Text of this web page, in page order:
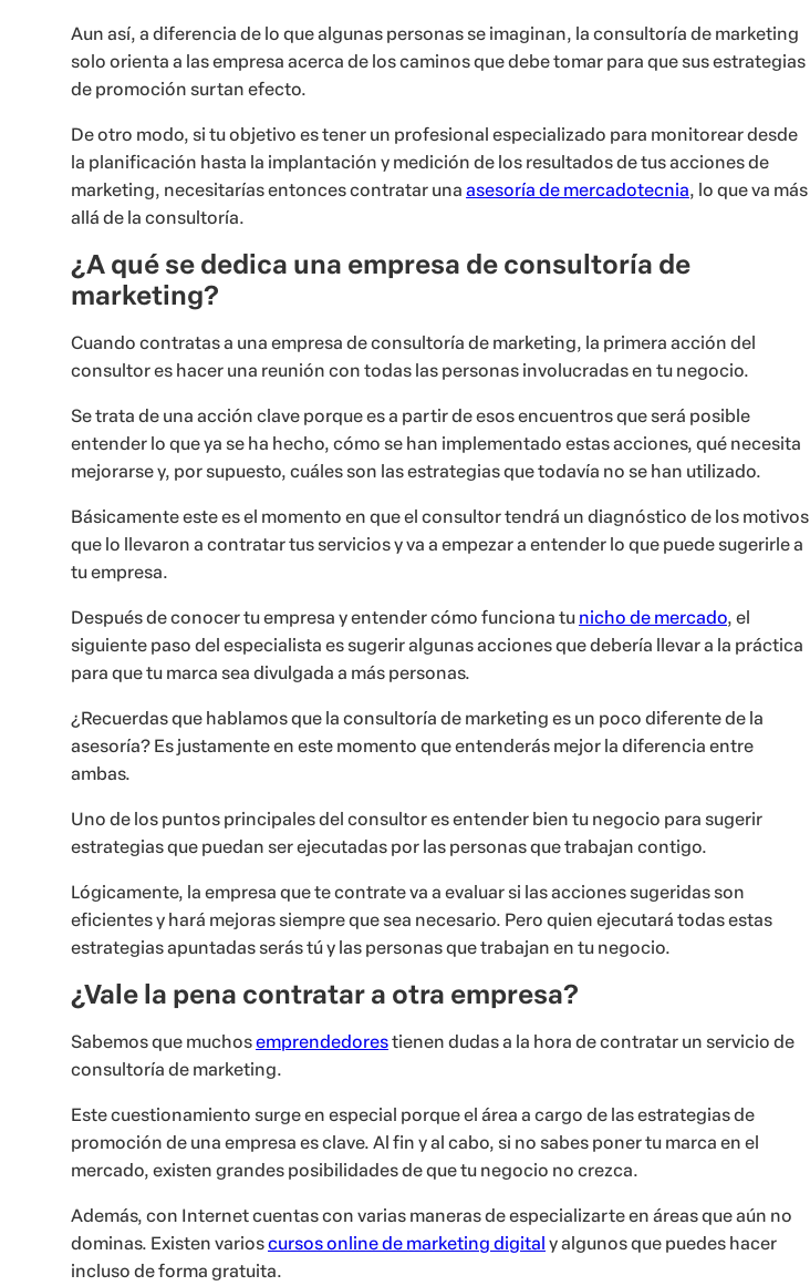
Aun así, a diferencia de lo que algunas personas se imaginan, la consultoría de marketing
solo orienta a las empresa acerca de los caminos que debe tomar para que sus estrategias
de promoción surtan efecto.
De otro modo, si tu objetivo es tener un profesional especializado para monitorear desde
la planificación hasta la implantación y medición de los resultados de tus acciones de
marketing, necesitarías entonces contratar una asesoría de mercadotecnia, lo que va más
allá de la consultoría.
¿A qué se dedica una empresa de consultoría de
marketing?
Cuando contratas a una empresa de consultoría de marketing, la primera acción del
consultor es hacer una reunión con todas las personas involucradas en tu negocio.
Se trata de una acción clave porque es a partir de esos encuentros que será posible
entender lo que ya se ha hecho, cómo se han implementado estas acciones, qué necesita
mejorarse y, por supuesto, cuáles son las estrategias que todavía no se han utilizado.
Básicamente este es el momento en que el consultor tendrá un diagnóstico de los motivos
que lo llevaron a contratar tus servicios y va a empezar a entender lo que puede sugerirle a
tu empresa.
Después de conocer tu empresa y entender cómo funciona tu nicho de mercado, el
siguiente paso del especialista es sugerir algunas acciones que debería llevar a la práctica
para que tu marca sea divulgada a más personas.
¿Recuerdas que hablamos que la consultoría de marketing es un poco diferente de la
asesoría? Es justamente en este momento que entenderás mejor la diferencia entre
ambas.
Uno de los puntos principales del consultor es entender bien tu negocio para sugerir
estrategias que puedan ser ejecutadas por las personas que trabajan contigo.
Lógicamente, la empresa que te contrate va a evaluar si las acciones sugeridas son
eficientes y hará mejoras siempre que sea necesario. Pero quien ejecutará todas estas
estrategias apuntadas serás tú y las personas que trabajan en tu negocio.
¿Vale la pena contratar a otra empresa?
Sabemos que muchosemprendedorestienen dudas a la hora de contratar un servicio de
consultoría de marketing.
Este cuestionamiento surge en especial porque el área a cargo de las estrategias de
promoción de una empresa es clave. Al fin y al cabo, si no sabes poner tu marca en el
mercado, existen grandes posibilidades de que tu negocio no crezca.
Además, con Internet cuentas con varias maneras de especializarte en áreas que aún no
dominas. Existen varioscursos online de marketing digital y algunos que puedes hacer
incluso de forma gratuita.